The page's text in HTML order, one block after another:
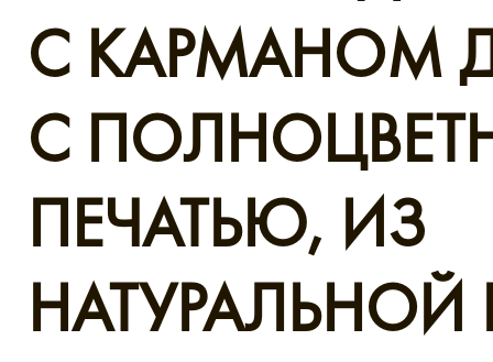
С КАРМАНОМ
С
ПЕЧАТЬЮ, ИЗ